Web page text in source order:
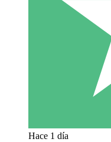
Hace 1 día